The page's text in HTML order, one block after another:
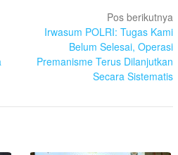
Pos berikutnya
Irwasum POLRI: Tugas Kami
Belum Selesai, Operasi
Premanisme Terus Dilanjutkan
Secara Sistematis